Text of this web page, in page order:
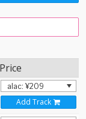
Price
Add Track